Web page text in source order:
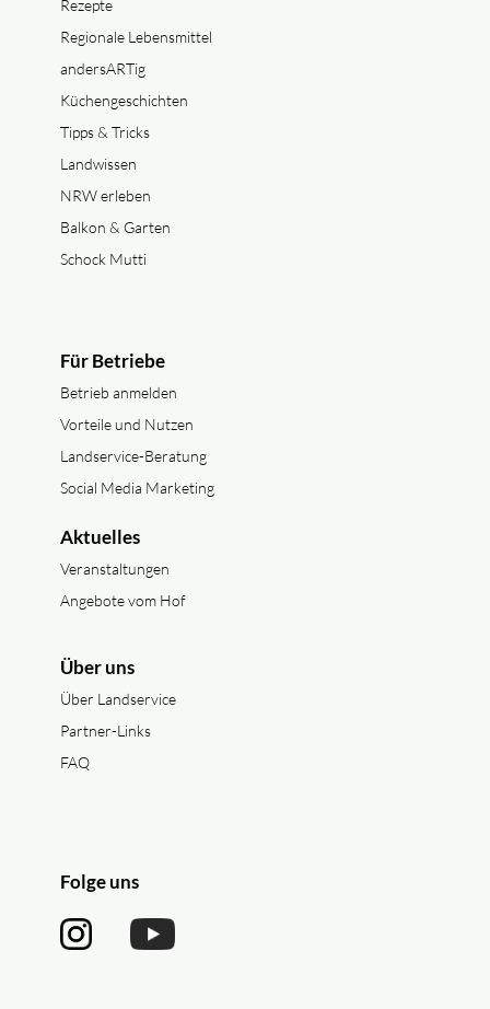
Rezepte
Regionale Lebensmittel
andersARTig
Küchengeschichten
Tipps & Tricks
Landwissen
NRW erleben
Balkon & Garten
Schock Mutti
Für Betriebe
Betrieb anmelden
Vorteile und Nutzen
Landservice-Beratung
Social Media Marketing
Aktuelles
Veranstaltungen
Angebote vom Hof
Über uns
Über Landservice
Partner-Links
FAQ
Folge uns